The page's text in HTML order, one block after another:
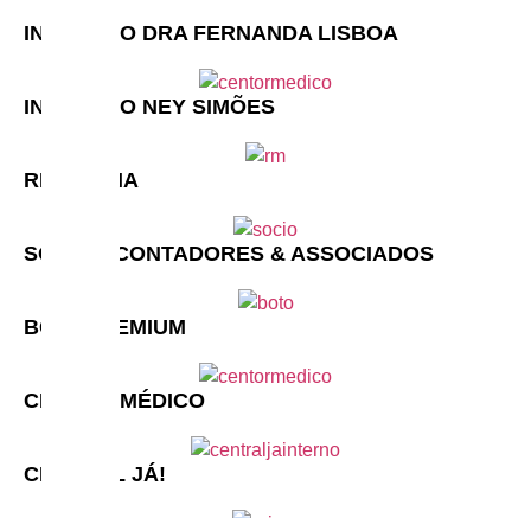
INSTITUTO DRA FERNANDA LISBOA
INSTITUTO NEY SIMÕES
RM FARMA
SOCCIO CONTADORES & ASSOCIADOS
BOTOPREMIUM
CENTRO MÉDICO
CENTRAL JÁ!